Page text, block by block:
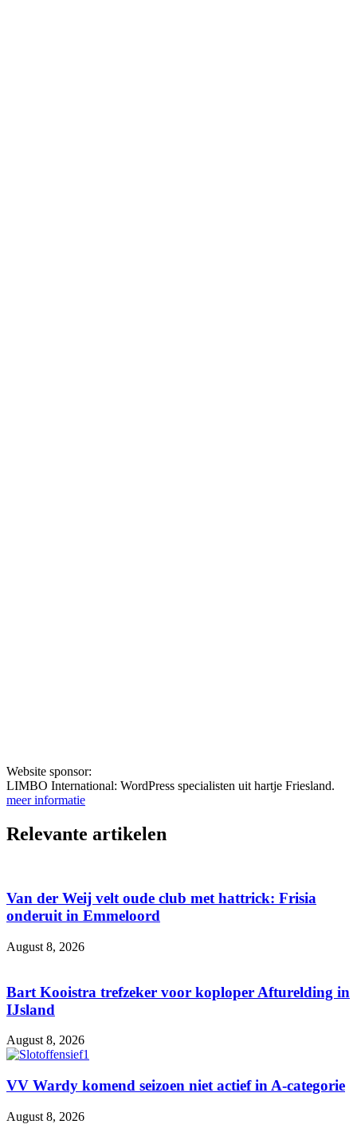
Website sponsor:
LIMBO International: WordPress specialisten uit hartje Friesland.
meer informatie
Relevante artikelen
Van der Weij velt oude club met hattrick: Frisia
onderuit in Emmeloord
August 8, 2026
Bart Kooistra trefzeker voor koploper Afturelding in
IJsland
August 8, 2026
VV Wardy komend seizoen niet actief in A-categorie
August 8, 2026